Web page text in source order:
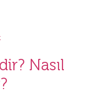
Nasıl